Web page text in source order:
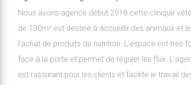
Nous avons agencé début 2018 cette clinique
de 100m² est destiné à accueillir des animaux et
l’achat de produits de nutrition. L’espace est très
face à la porte et permet de réguler les flux.
est rassurant pour les clients et facilite le travail